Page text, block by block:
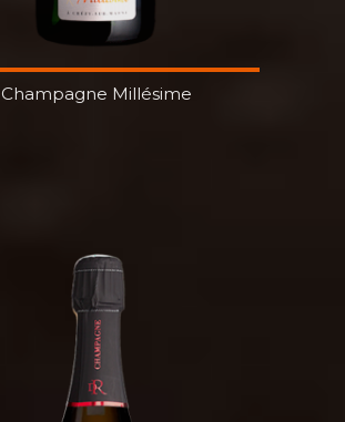
Champagne Millésime